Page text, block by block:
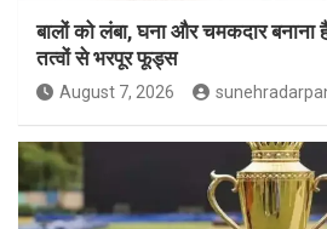
बालों को लंबा, घना और चमकदार बनाना
तत्वों से भरपूर फूड्स
August 7, 2026